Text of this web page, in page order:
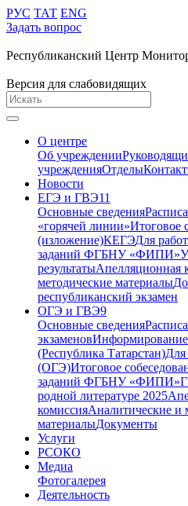
РУС ТАТ ENG
Задать вопрос
Республиканский Центр
Версия для слабовидящих
О центре
Об учреждении
учрежденияОтделы
Новости
ЕГЭ и ГВЭ11
Основные сведения
«горячей линии»Итоговое
(изложение)КЕГЭДля
заданий ФГБНУ «ФИПИ»
результатыАпелляционная
методические материалы
республиканский экзамен
ОГЭ и ГВЭ9
Основные сведения
экзаменовИнформирование
(Республика Татарстан)
(ОГЭ)Итоговое
заданий ФГБНУ «ФИПИ»
родной литературе 2025
комиссияАналитические и
материалыДокументы
Услуги
РСОКО
Медиа
Фотогалерея
Деятельность